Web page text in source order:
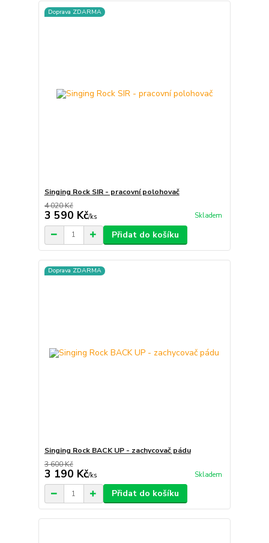
Doprava ZDARMA
Singing Rock SIR - pracovní polohovač
4 020 Kč
3 590 Kč/ks Skladem
Přidat do košíku
Doprava ZDARMA
Singing Rock BACK UP - zachycovač pádu
3 600 Kč
3 190 Kč/ks Skladem
Přidat do košíku